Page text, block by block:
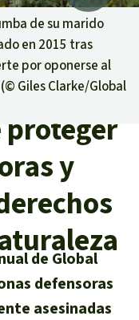
al boletín
la Selva
la Selva
la Naturaleza
Selva
de su marido
en 2015 tras
por oponerse al
Giles Clarke/Global
proteger
y
de Global
defensoras
asesinadas